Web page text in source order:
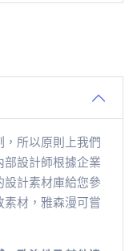
所以原則上我們
設計師根據企業
計素材庫給您參
材，雅森漫可嘗